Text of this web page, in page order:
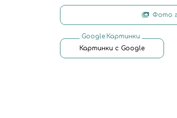
Фото
Google.Картинки
Картинки с Google